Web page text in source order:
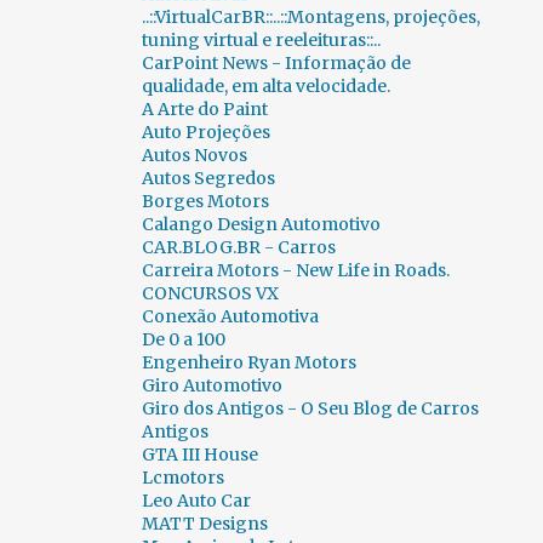
CENAS INUSITADAS 188 CERAPIÓ 2018 1
CES 23 CH AUTO 1
CHALLENGE BIBEDUM 2010
CHAPARRAL 1
CHEVROLET 891
CICLOWAY 1 CITROËN 206
CLASSIC RECREATIONS 1
CLÁSSICOS BRASIL 2015 2
CN AUTO 1 COBRA 1
COLUNA FERNANDO CALMON
COMBUSTÍVEIS
COMPARATIVOS INUSITADOS...
CONCORSO D´ELEGANZA VILLA D`ESTE 2012
..::VirtualCarBR::..::Montagens, projeções,
tuning virtual e reeleituras::..
CarPoint News - Informação de
qualidade, em alta velocidade.
A Arte do Paint
Auto Projeções
Autos Novos
Autos Segredos
Borges Motors
Calango Design Automotivo
CAR.BLOG.BR - Carros
Carreira Motors - New Life in Roads.
CONCURSOS VX
Conexão Automotiva
De 0 a 100
Engenheiro Ryan Motors
Giro Automotivo
Giro dos Antigos - O Seu Blog de Carros
Antigos
GTA III House
Lcmotors
Leo Auto Car
MATT Designs